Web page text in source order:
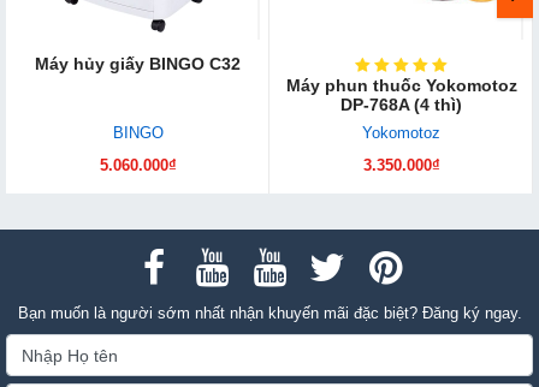
Máy hủy giấy BINGO C32
BINGO
5.060.000₫
Máy phun thuốc Yokomotoz
DP-768A (4 thì)
Yokomotoz
3.350.000₫
Bạn muốn là người sớm nhất nhận khuyến mãi đặc biệt? Đăng ký ngay.